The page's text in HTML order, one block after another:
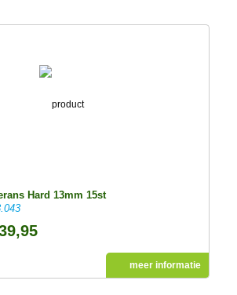
Hard 13mm 15st
meer informatie